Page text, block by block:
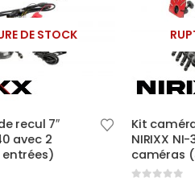
RUPTURE DE STOCK
Ce produit a plusieurs variations. Les options peuvent être choisies sur la page du produit
Kit caméra de recul 9″
NIRIXX NI-340 avec 4
caméras (4 entrées)